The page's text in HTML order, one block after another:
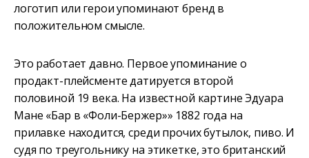
логотип или герои упоминают бренд в
положительном смысле.
Это работает давно. Первое упоминание о
продакт-плейсменте датируется второй
половиной 19 века. На известной картине Эдуара
Мане «Бар в «Фоли-Бержер»» 1882 года на
прилавке находится, среди прочих бутылок, пиво. И
судя по треугольнику на этикетке, это британский